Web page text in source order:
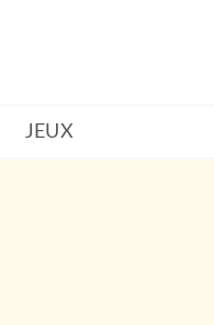
JEUX